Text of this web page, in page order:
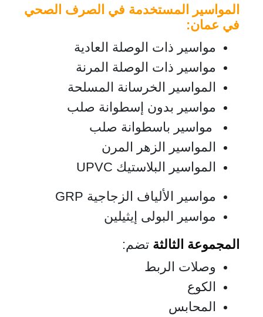
المواسير المستخدمة في الصرف الصحي
في عمان:
مواسير ذات الوصلة العادية
مواسير ذات الوصلة المرنة
المواسير الخرسانة المسلحة
مواسير بدون إسطوانة صلب
مواسير باسطوانة صلب
المواسير الزهر المرن
المواسير البلاستيك UPVC
مواسير الألياف الزجاجية GRP
مواسير البولى إيثيلين
المجموعة الثالثة تضم:
وصلات الربط
الكوع
المحابس